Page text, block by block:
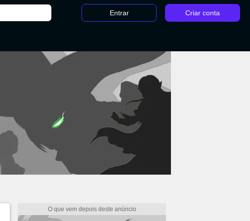
Entrar Criar conta